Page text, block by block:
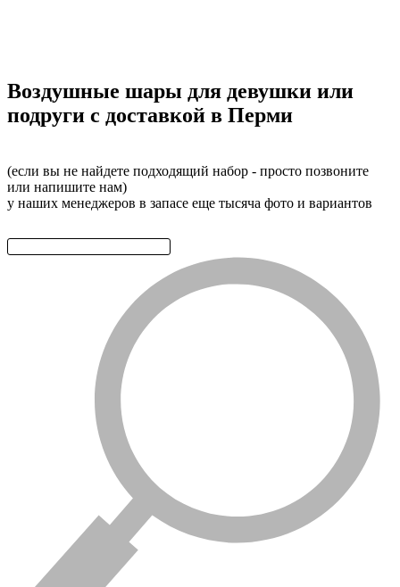
Воздушные шары для девушки или
подруги с доставкой в Перми
(если вы не найдете подходящий набор - просто позвоните
или напишите нам)
у наших менеджеров в запасе еще тысяча фото и вариантов